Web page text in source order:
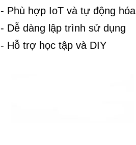
- Phù hợp IoT và tự động hóa
- Dễ dàng lập trình sử dụng
- Hỗ trợ học tập và DIY